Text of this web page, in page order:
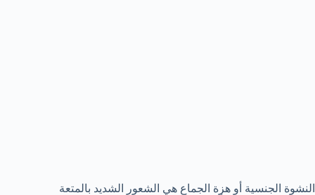
النشوة الجنسية أو هزة الجماع هي الشعور الشديد بالمتعة